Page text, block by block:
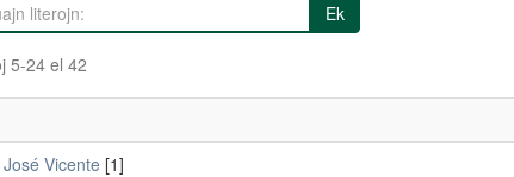
Ek
5-24 el 42
Vicente [1]